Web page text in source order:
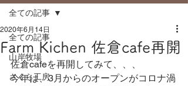
全ての記事
山岸牧場
さくら工房
全ての記事
Farm Kichen 佐倉cafe再開
2020年6月14日
佐倉cafeを再開してみて、、、
今年は、3月からのオープンがコロナ渦